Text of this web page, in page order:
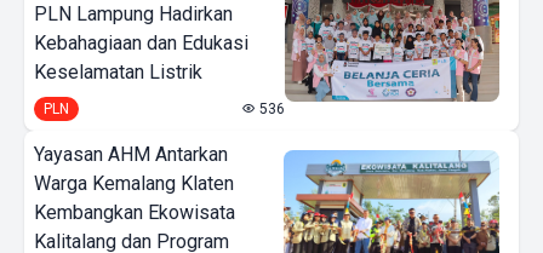
PLN Lampung Hadirkan
Kebahagiaan dan Edukasi
Keselamatan Listrik
PLN 536
Yayasan AHM Antarkan
Warga Kemalang Klaten
Kembangkan Ekowisata
Kalitalang dan Program